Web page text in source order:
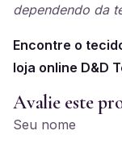
dependendo da
Encontre o
loja online D&D
Avalie este
Seu nome